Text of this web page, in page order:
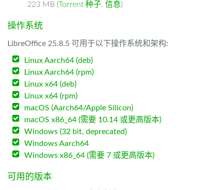
223 MB (Torrent 种子, 信息)
操作系统
LibreOffice 25.8.5 可用于以下操作系统和架构:
Linux Aarch64 (deb)
Linux Aarch64 (rpm)
Linux x64 (deb)
Linux x64 (rpm)
macOS (Aarch64/Apple Silicon)
macOS x86_64 (需要 10.14 或更高版本)
Windows (32 bit, deprecated)
Windows Aarch64
Windows x86_64 (需要 7 或更高版本)
可用的版本